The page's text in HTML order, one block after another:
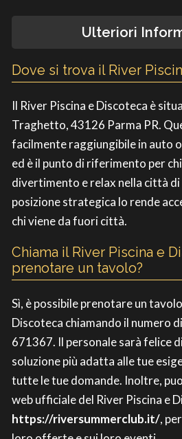
Ulteriori
Dove si trova il River
Il River Piscina e Discoteca è
Traghetto, 43126 Parma PR.
facilmente raggiungibile in auto o
ed è il punto di riferimento per
divertimento e relax nella città di
posizione strategica lo rende
chi viene da fuori città.
Chiama il River Piscina e
prenotare un tavolo?
Sì, è possibile prenotare un
Discoteca chiamando il numero
671367. Il personale sarà felice
soluzione più adatta alle tue
tutte le tue domande. Inoltre,
web ufficiale del River Piscina e
https://riversummerclub.it/,